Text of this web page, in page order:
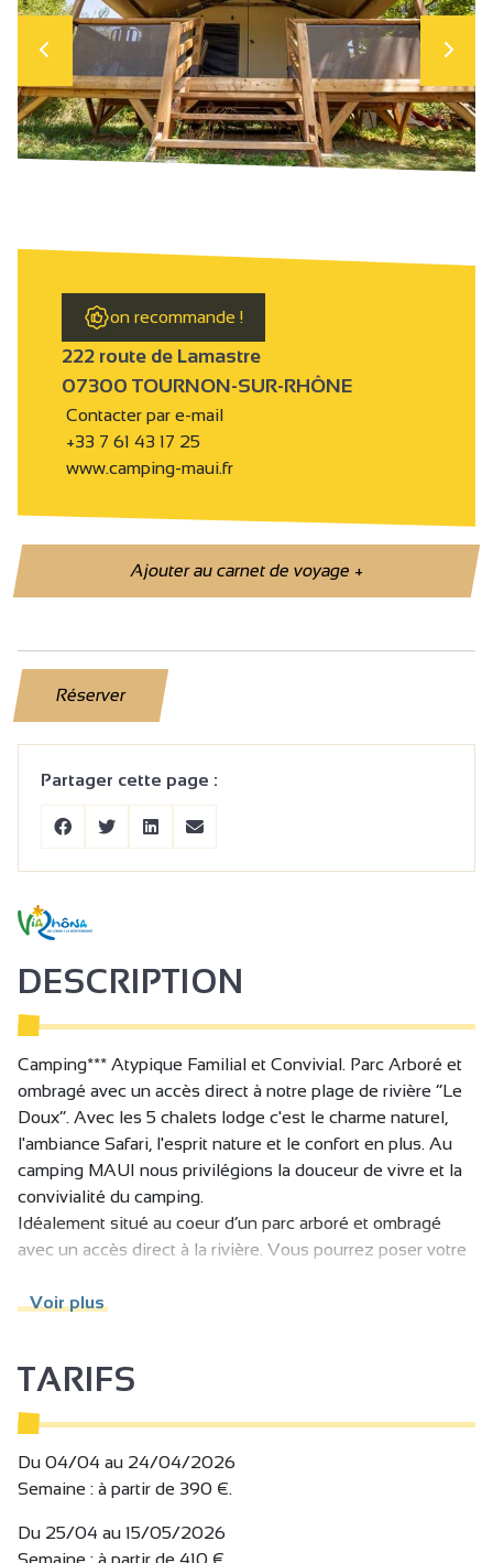
on recommande !
222 route de Lamastre
07300 TOURNON-SUR-RHÔNE
Contacter par e-mail
+33 7 61 43 17 25
www.camping-maui.fr
Ajouter au carnet de voyage+
Réserver
Partager cette page :
DESCRIPTION
Camping*** Atypique Familial et Convivial. Parc Arboré et
ombragé avec un accès direct à notre plage de rivière ”Le
Doux”. Avec les 5 chalets lodge c'est le charme naturel,
l'ambiance Safari, l'esprit nature et le confort en plus. Au
camping MAUI nous privilégions la douceur de vivre et la
convivialité du camping.
Idéalement situé au coeur d’un parc arboré et ombragé
avec un accès direct à la rivière. Vous pourrez poser votre
Des tentes lodges sur pilotis pour 5 personnes avec
Animations en été et club enfants du lundi au vendredi.
Réservation conseillée pendant les vacances scolaires
Voir plus
TARIFS
Du 04/04 au 24/04/2026
Semaine : à partir de 390 €.
Du 25/04 au 15/05/2026
Semaine : à partir de 410 €.